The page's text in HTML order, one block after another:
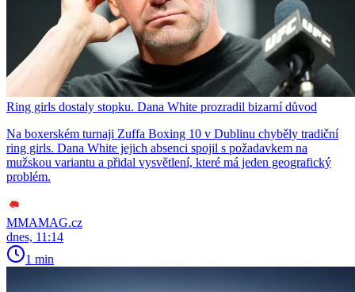
Ring girls dostaly stopku. Dana White prozradil bizarní důvod
Na boxerském turnaji Zuffa Boxing 10 v Dublinu chyběly tradiční
ring girls. Dana White jejich absenci spojil s požadavkem na
mužskou variantu a přidal vysvětlení, které má jeden geografický
problém.
MMAMAG.cz
dnes, 11:14
1 min